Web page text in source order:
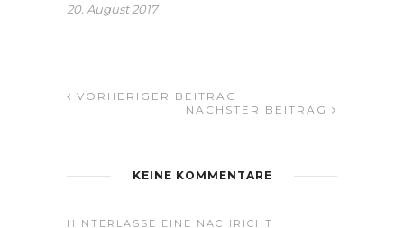
20. August 2017
VORHERIGER BEITRAG
NÄCHSTER BEITRAG
KEINE KOMMENTARE
HINTERLASSE EINE NACHRICHT